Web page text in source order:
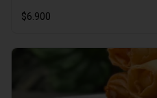
$6.900